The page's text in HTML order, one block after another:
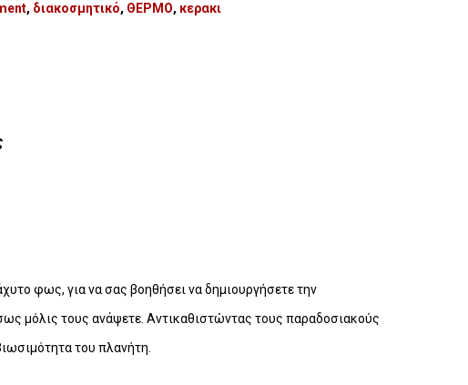
, διακοσμητικό, ΘΕΡΜΟ, κερακι
φως, για να σας βοηθήσει να δημιουργήσετε την
μόλις τους ανάψετε. Αντικαθιστώντας τους παραδοσιακούς
του πλανήτη.